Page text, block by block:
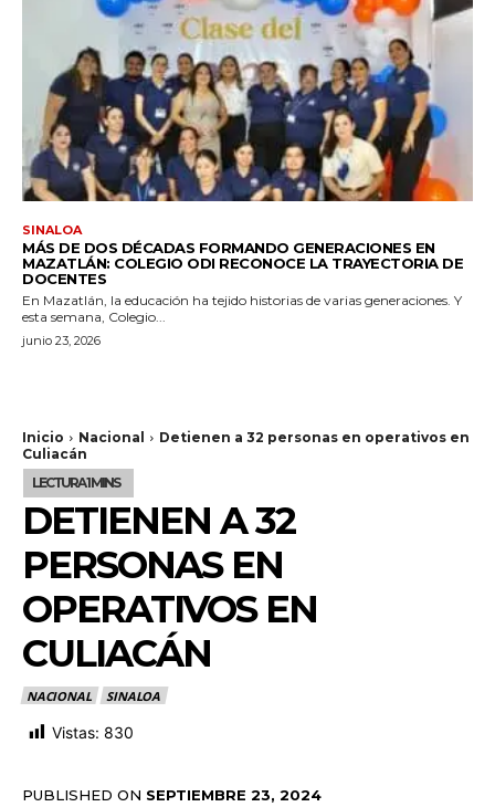
SINALOA
MÁS DE DOS DÉCADAS FORMANDO GENERACIONES EN
MAZATLÁN: COLEGIO ODI RECONOCE LA TRAYECTORIA DE
DOCENTES
En Mazatlán, la educación ha tejido historias de varias generaciones. Y
esta semana, Colegio...
junio 23, 2026